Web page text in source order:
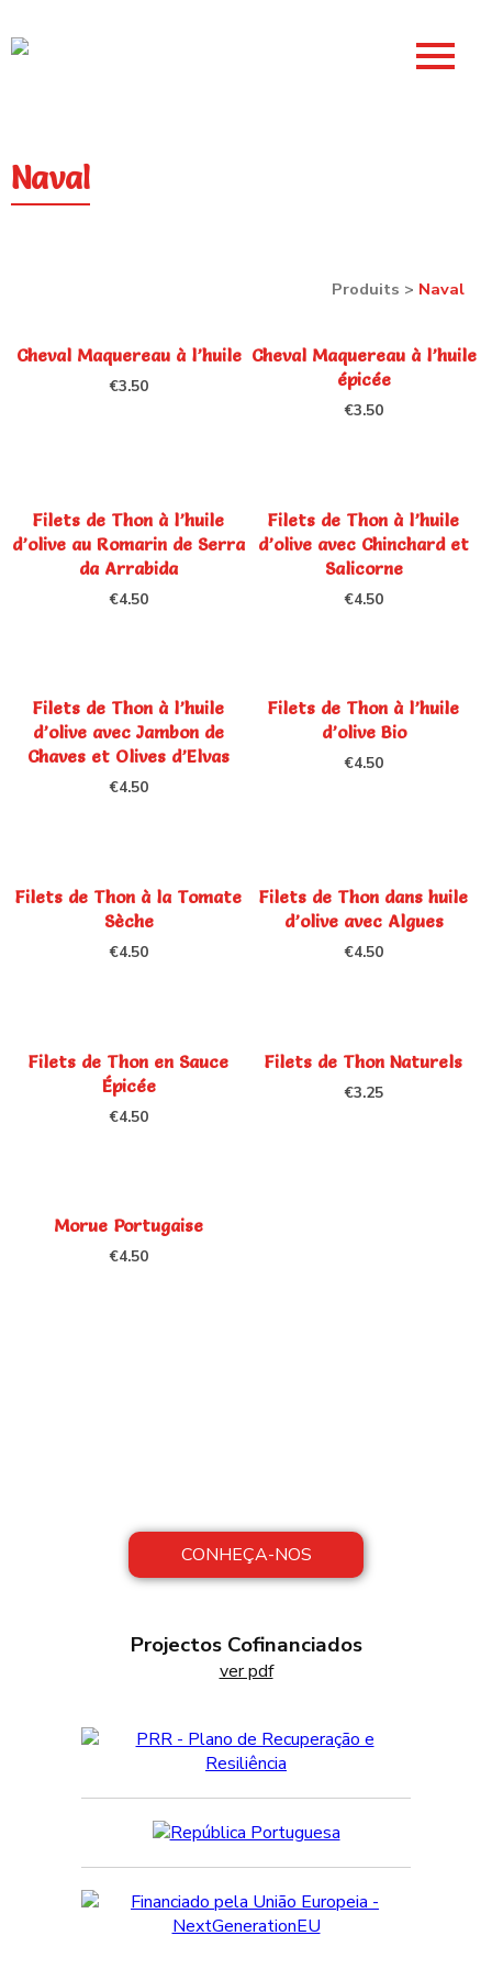
Naval
Produits > Naval
Cheval Maquereau à l’huile
€3.50
Cheval Maquereau à l’huile
épicée
€3.50
Filets de Thon à l’huile
d’olive au Romarin de Serra
da Arrabida
€4.50
Filets de Thon à l’huile
d’olive avec Chinchard et
Salicorne
€4.50
Filets de Thon à l’huile
d’olive avec Jambon de
Chaves et Olives d’Elvas
€4.50
Filets de Thon à l’huile
d’olive Bio
€4.50
Filets de Thon à la Tomate
Sèche
€4.50
Filets de Thon dans huile
d’olive avec Algues
€4.50
Filets de Thon en Sauce
Épicée
€4.50
Filets de Thon Naturels
€3.25
Morue Portugaise
€4.50
CONHEÇA-NOS
Projectos Cofinanciados
ver pdf